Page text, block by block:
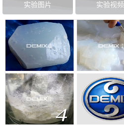
实验图片 实验视频